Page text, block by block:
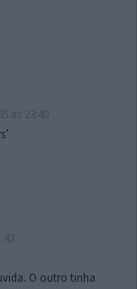
O outro tinha